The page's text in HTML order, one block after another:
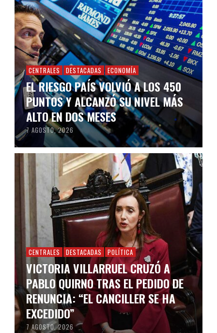
CENTRALES DESTACADAS ECONOMÍA
EL RIESGO PAÍS VOLVIÓ A LOS 450
PUNTOS Y ALCANZÓ SU NIVEL MÁS
ALTO EN DOS MESES
7 AGOSTO, 2026
CENTRALES DESTACADAS POLÍTICA
VICTORIA VILLARRUEL CRUZÓ A
PABLO QUIRNO TRAS EL PEDIDO DE
RENUNCIA: “EL CANCILLER SE HA
EXCEDIDO”
7 AGOSTO, 2026